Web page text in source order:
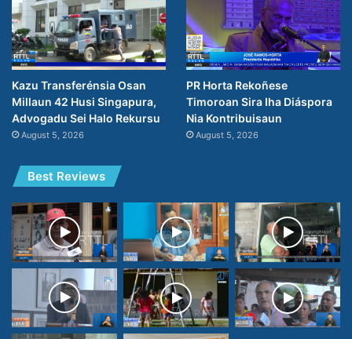
Kazu Transferénsia Osan
Millaun 42 Husi Singapura,
Advogadu Sei Halo Rekursu
August 5, 2026
PR Horta Rekoñese
Timoroan Sira Iha Diáspora
Nia Kontribuisaun
August 5, 2026
Best Reviews